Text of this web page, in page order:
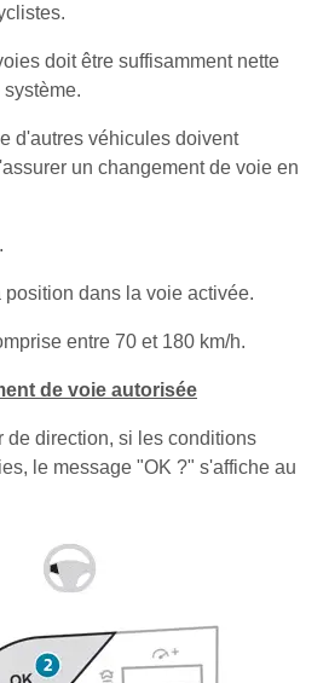
doit être suffisamment nette
d'autres véhicules doivent
un changement de voie en
dans la voie activée.
entre 70 et 180 km/h.
de voie autorisée
de direction, si les conditions
le message "OK ?" s'affiche au